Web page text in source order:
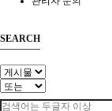
SEARCH